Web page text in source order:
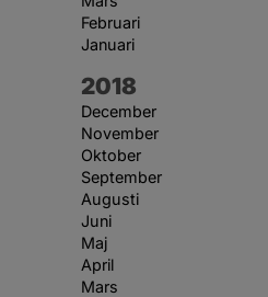
Februari
Januari
År:
2018
December
November
Oktober
September
Augusti
Juni
Maj
April
Mars